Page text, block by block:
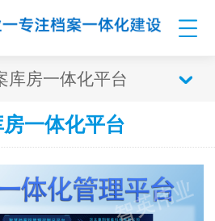
库房一体化平台
一体化平台